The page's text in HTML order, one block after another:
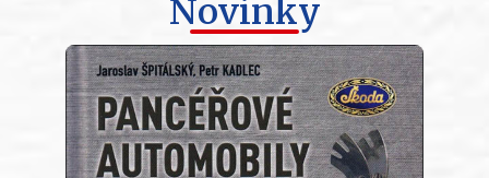
Novinky